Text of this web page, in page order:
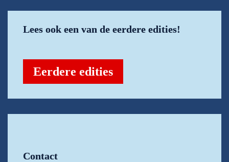
Lees ook een van de eerdere edities!
Eerdere edities
Contact